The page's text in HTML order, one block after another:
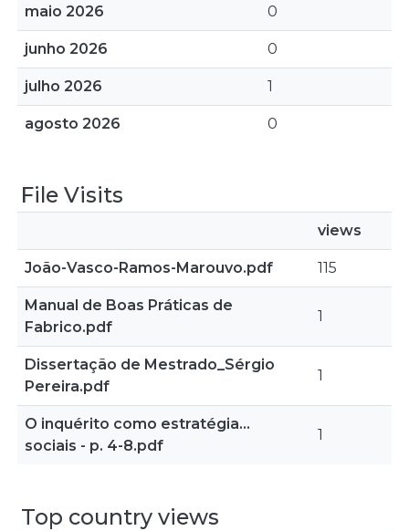
maio 2026 0
junho 2026 0
julho 2026 1
agosto 2026 0
File Visits
views
João-Vasco-Ramos-Marouvo.pdf 115
Manual de Boas Práticas de
Fabrico.pdf
1
Dissertação de Mestrado_Sérgio
Pereira.pdf
1
O inquérito como estratégia...
sociais - p. 4-8.pdf
1
Top country views